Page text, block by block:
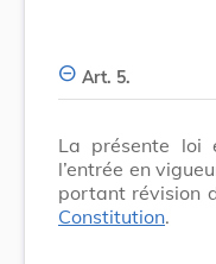
Art. 5.
La présente loi
l’entrée en
portant révision
Constitution.